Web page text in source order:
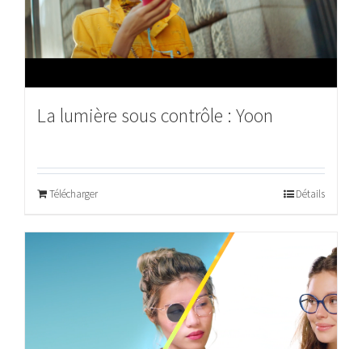
La lumière sous contrôle : Yoon
Télécharger Détails